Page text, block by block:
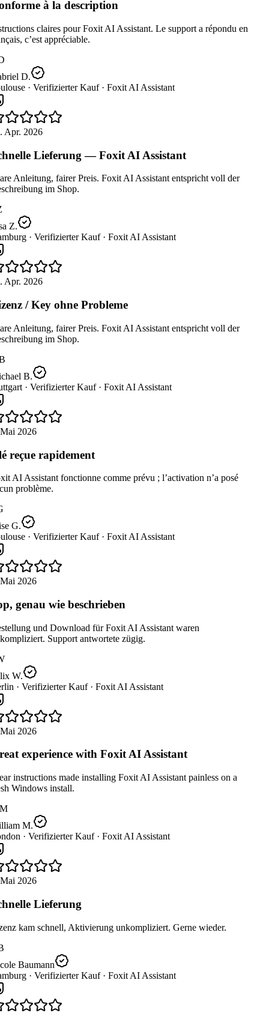
à la description
claires pour Foxit AI Assistant. Le support a répondu en
c’est appréciable.
D.
· Verifizierter Kauf · Foxit AI Assistant
Apr. 2026
Lieferung — Foxit AI Assistant
Anleitung, fairer Preis. Foxit AI Assistant entspricht voll der
im Shop.
Z.
· Verifizierter Kauf · Foxit AI Assistant
Apr. 2026
/ Key ohne Probleme
Anleitung, fairer Preis. Foxit AI Assistant entspricht voll der
im Shop.
B.
· Verifizierter Kauf · Foxit AI Assistant
2026
reçue rapidement
AI Assistant fonctionne comme prévu ; l’activation n’a posé
problème.
G.
· Verifizierter Kauf · Foxit AI Assistant
2026
genau wie beschrieben
und Download für Foxit AI Assistant waren
Support antwortete zügig.
W.
· Verifizierter Kauf · Foxit AI Assistant
2026
experience with Foxit AI Assistant
instructions made installing Foxit AI Assistant painless on a
Windows install.
M.
· Verifizierter Kauf · Foxit AI Assistant
2026
Lieferung
kam schnell, Aktivierung unkompliziert. Gerne wieder.
Baumann
· Verifizierter Kauf · Foxit AI Assistant